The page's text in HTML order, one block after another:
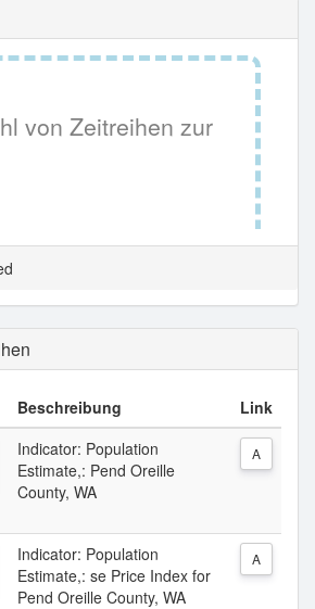
von Zeitreihen zur
Beschreibung Link
Indicator: Population
Estimate,: Pend Oreille
County, WA
A
Indicator: Population
Estimate,: se Price Index for
Pend Oreille County, WA
A